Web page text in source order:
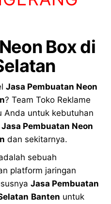
Box di
Jasa Pembuatan Neon
? Team Toko Reklame
Anda untuk kebutuhan
Jasa Pembuatan Neon
dan sekitarnya.
sebuah
platform jaringan
Jasa Pembuatan
Banten untuk